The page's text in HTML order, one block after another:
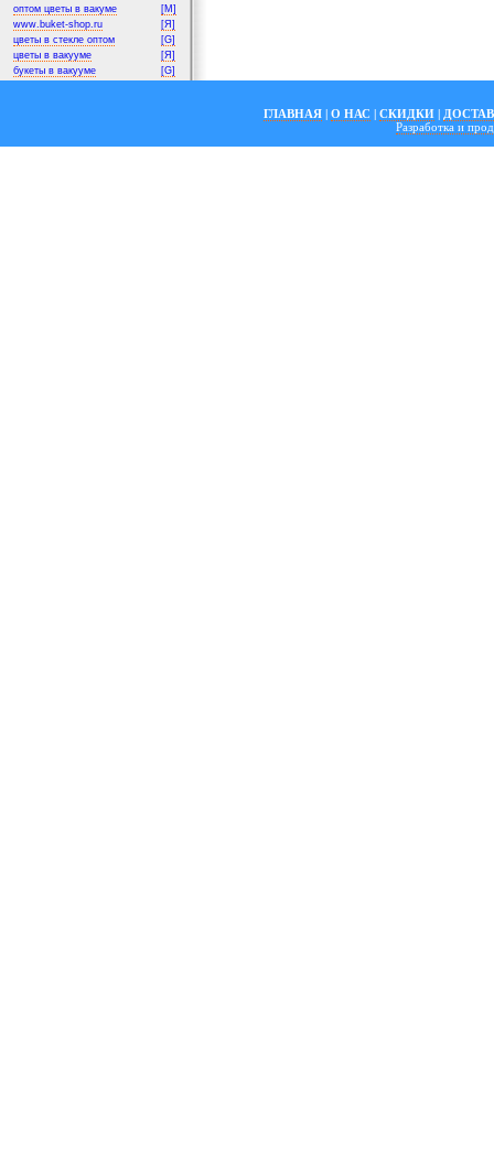
оптом цветы в вакуме
[M]
www.buket-shop.ru
[Я]
цветы в стекле оптом
[G]
цветы в вакууме
[Я]
букеты в вакууме
[G]
ГЛАВНАЯ | О НАС | СКИДКИ |
Разработка и